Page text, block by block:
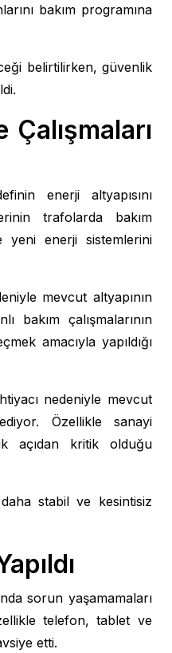
bakım programına
belirtilirken, güvenlik
enerji altyapısını
trafolarda bakım
yeni enerji sistemlerini
mevcut altyapının
bakım çalışmalarının
amacıyla yapıldığı
nedeniyle mevcut
Özellikle sanayi
açıdan kritik olduğu
daha stabil ve kesintisiz
sorun yaşamamaları
telefon, tablet ve
etti.